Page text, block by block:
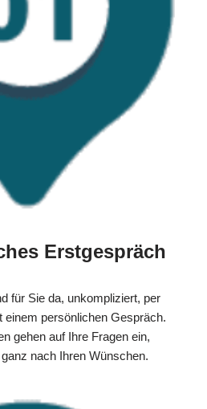
Erstgespräch
für Sie da, unkompliziert, per
einem persönlichen Gespräch.
gehen auf Ihre Fragen ein,
nach Ihren Wünschen.